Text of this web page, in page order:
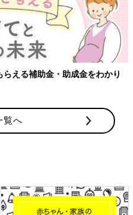
える補助金・助成金をわかり
覧へ